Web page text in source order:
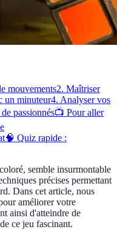
mouvements2. Maîtriser
un minuteur4. Analyser vos
passionnés📺 Pour aller
🧠 Quiz rapide :
semble insurmontable
précises permettant
Dans cet article, nous
améliorer votre
ainsi d'atteindre de
ce jeu fascinant.